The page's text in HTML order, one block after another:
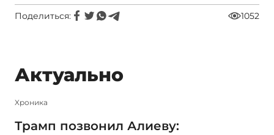
Поделиться: 1052
Актуально
Xроника
Трамп позвонил Алиеву: